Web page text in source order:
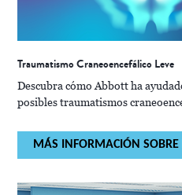
Traumatismo Craneoencefálico Leve
Descubra cómo Abbott ha
posibles traumatismos
MÁS INFORMACIÓN SOBRE